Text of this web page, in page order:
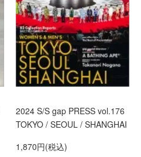
2024 S/S gap PRESS vol.176
TOKYO / SEOUL / SHANGHAI
1,870円(税込)